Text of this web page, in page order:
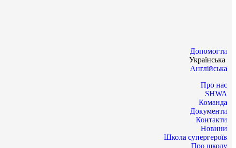
Допомогти
Українська
Англійська
Про нас
SHWA
Команда
Документи
Контакти
Новини
Школа супергероїв
Про школу